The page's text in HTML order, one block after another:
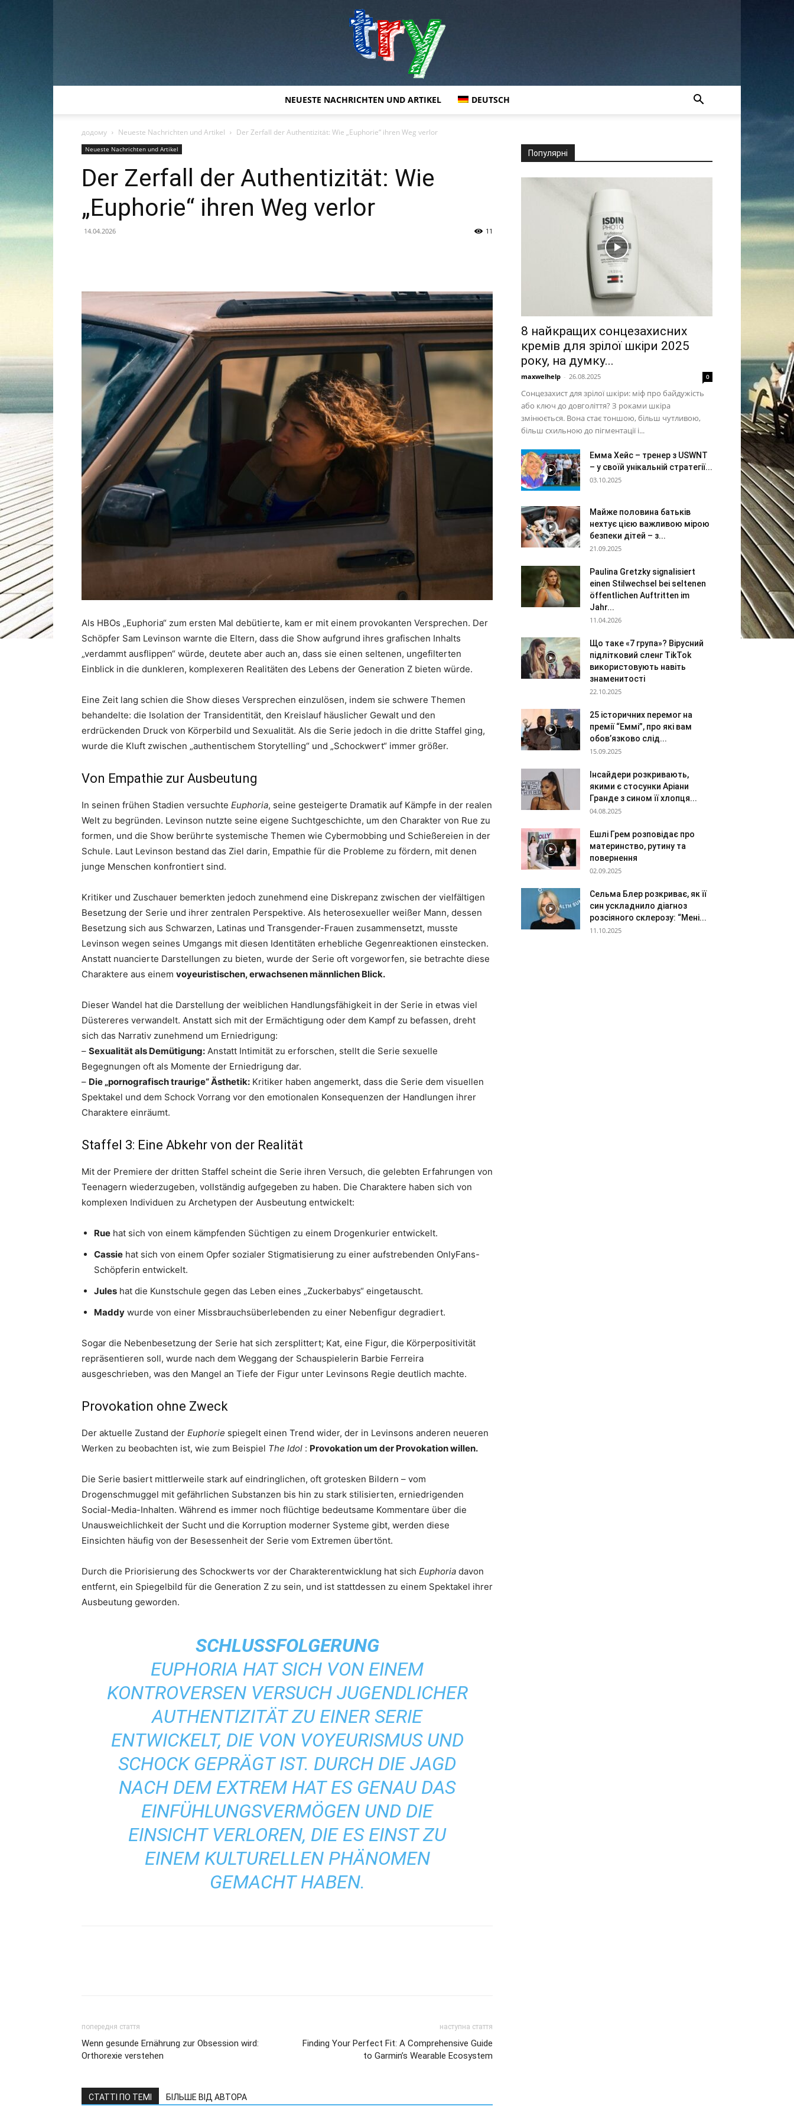
NEUESTE NACHRICHTEN UND ARTIKEL DEUTSCH
додому Neueste Nachrichten und Artikel Der Zerfall der Authentizität: Wie „Euphorie“ ihren Weg verlor
Neueste Nachrichten und Artikel
Der Zerfall der Authentizität: Wie
„Euphorie“ ihren Weg verlor
14.04.2026 11
Als HBOs „Euphoria“ zum ersten Mal debütierte, kam er mit einem provokanten Versprechen. Der
Schöpfer Sam Levinson warnte die Eltern, dass die Show aufgrund ihres grafischen Inhalts
„verdammt ausflippen“ würde, deutete aber auch an, dass sie einen seltenen, ungefilterten
Einblick in die dunkleren, komplexeren Realitäten des Lebens der Generation Z bieten würde.
Eine Zeit lang schien die Show dieses Versprechen einzulösen, indem sie schwere Themen
behandelte: die Isolation der Transidentität, den Kreislauf häuslicher Gewalt und den
erdrückenden Druck von Körperbild und Sexualität. Als die Serie jedoch in die dritte Staffel ging,
wurde die Kluft zwischen „authentischem Storytelling“ und „Schockwert“ immer größer.
Von Empathie zur Ausbeutung
In seinen frühen Stadien versuchte Euphoria, seine gesteigerte Dramatik auf Kämpfe in der realen
Welt zu begründen. Levinson nutzte seine eigene Suchtgeschichte, um den Charakter von Rue zu
formen, und die Show berührte systemische Themen wie Cybermobbing und Schießereien in der
Schule. Laut Levinson bestand das Ziel darin, Empathie für die Probleme zu fördern, mit denen
junge Menschen konfrontiert sind.
Kritiker und Zuschauer bemerkten jedoch zunehmend eine Diskrepanz zwischen der vielfältigen
Besetzung der Serie und ihrer zentralen Perspektive. Als heterosexueller weißer Mann, dessen
Besetzung sich aus Schwarzen, Latinas und Transgender-Frauen zusammensetzt, musste
Levinson wegen seines Umgangs mit diesen Identitäten erhebliche Gegenreaktionen einstecken.
Anstatt nuancierte Darstellungen zu bieten, wurde der Serie oft vorgeworfen, sie betrachte diese
Charaktere aus einem voyeuristischen, erwachsenen männlichen Blick.
Dieser Wandel hat die Darstellung der weiblichen Handlungsfähigkeit in der Serie in etwas viel
Düstereres verwandelt. Anstatt sich mit der Ermächtigung oder dem Kampf zu befassen, dreht
sich das Narrativ zunehmend um Erniedrigung:
– Sexualität als Demütigung: Anstatt Intimität zu erforschen, stellt die Serie sexuelle
Begegnungen oft als Momente der Erniedrigung dar.
– Die „pornografisch traurige“ Ästhetik: Kritiker haben angemerkt, dass die Serie dem visuellen
Spektakel und dem Schock Vorrang vor den emotionalen Konsequenzen der Handlungen ihrer
Charaktere einräumt.
Staffel 3: Eine Abkehr von der Realität
Mit der Premiere der dritten Staffel scheint die Serie ihren Versuch, die gelebten Erfahrungen von
Teenagern wiederzugeben, vollständig aufgegeben zu haben. Die Charaktere haben sich von
komplexen Individuen zu Archetypen der Ausbeutung entwickelt:
Rue hat sich von einem kämpfenden Süchtigen zu einem Drogenkurier entwickelt.
Cassie hat sich von einem Opfer sozialer Stigmatisierung zu einer aufstrebenden OnlyFans-
Schöpferin entwickelt.
Jules hat die Kunstschule gegen das Leben eines „Zuckerbabys“ eingetauscht.
Maddy wurde von einer Missbrauchsüberlebenden zu einer Nebenfigur degradiert.
Sogar die Nebenbesetzung der Serie hat sich zersplittert; Kat, eine Figur, die Körperpositivität
repräsentieren soll, wurde nach dem Weggang der Schauspielerin Barbie Ferreira
ausgeschrieben, was den Mangel an Tiefe der Figur unter Levinsons Regie deutlich machte.
Provokation ohne Zweck
Der aktuelle Zustand der Euphorie spiegelt einen Trend wider, der in Levinsons anderen neueren
Werken zu beobachten ist, wie zum Beispiel The Idol : Provokation um der Provokation willen.
Die Serie basiert mittlerweile stark auf eindringlichen, oft grotesken Bildern – vom
Drogenschmuggel mit gefährlichen Substanzen bis hin zu stark stilisierten, erniedrigenden
Social-Media-Inhalten. Während es immer noch flüchtige bedeutsame Kommentare über die
Unausweichlichkeit der Sucht und die Korruption moderner Systeme gibt, werden diese
Einsichten häufig von der Besessenheit der Serie vom Extremen übertönt.
Durch die Priorisierung des Schockwerts vor der Charakterentwicklung hat sich Euphoria davon
entfernt, ein Spiegelbild für die Generation Z zu sein, und ist stattdessen zu einem Spektakel ihrer
Ausbeutung geworden.
SCHLUSSFOLGERUNG
EUPHORIA HAT SICH VON EINEM
KONTROVERSEN VERSUCH JUGENDLICHER
AUTHENTIZITÄT ZU EINER SERIE
ENTWICKELT, DIE VON VOYEURISMUS UND
SCHOCK GEPRÄGT IST. DURCH DIE JAGD
NACH DEM EXTREM HAT ES GENAU DAS
EINFÜHLUNGSVERMÖGEN UND DIE
EINSICHT VERLOREN, DIE ES EINST ZU
EINEM KULTURELLEN PHÄNOMEN
GEMACHT HABEN.
попередня стаття
Wenn gesunde Ernährung zur Obsession wird:
Orthorexie verstehen
наступна стаття
Finding Your Perfect Fit: A Comprehensive Guide
to Garmin’s Wearable Ecosystem
СТАТТІ ПО ТЕМІ БІЛЬШЕ ВІД АВТОРА
Популярні
8 найкращих сонцезахисних
кремів для зрілої шкіри 2025
року, на думку...
maxwelhelp - 26.08.2025 0
Сонцезахист для зрілої шкіри: міф про байдужість
або ключ до довголіття? З роками шкіра
змінюється. Вона стає тоншою, більш чутливою,
більш схильною до пігментації і...
Емма Хейс – тренер з USWNT
– у своїй унікальній стратегії...
03.10.2025
Майже половина батьків
нехтує цією важливою мірою
безпеки дітей – з...
21.09.2025
Paulina Gretzky signalisiert
einen Stilwechsel bei seltenen
öffentlichen Auftritten im
Jahr...
11.04.2026
Що таке «7 група»? Вірусний
підлітковий сленг TikTok
використовують навіть
знаменитості
22.10.2025
25 історичних перемог на
премії “Еммі”, про які вам
обов’язково слід...
15.09.2025
Інсайдери розкривають,
якими є стосунки Аріани
Гранде з сином її хлопця...
04.08.2025
Ешлі Грем розповідає про
материнство, рутину та
повернення
02.09.2025
Сельма Блер розкриває, як її
син ускладнило діагноз
розсіяного склерозу: “Мені...
11.10.2025